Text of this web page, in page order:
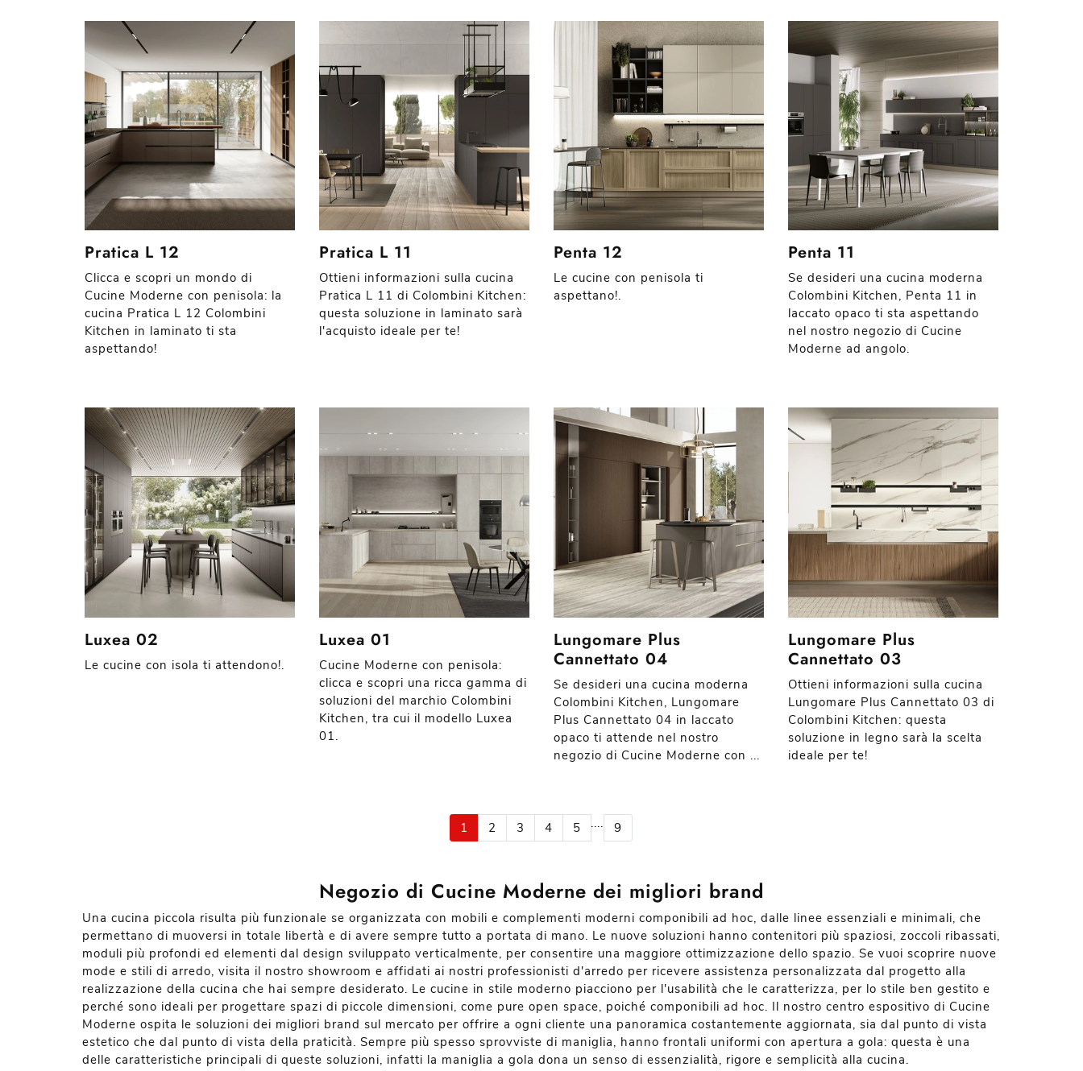
Pratica L 12
Clicca e scopri un mondo di
Cucine Moderne con penisola: la
cucina Pratica L 12 Colombini
Kitchen in laminato ti sta
aspettando!
Pratica L 11
Ottieni informazioni sulla cucina
Pratica L 11 di Colombini Kitchen:
questa soluzione in laminato sarà
l'acquisto ideale per te!
Penta 12
Le cucine con penisola ti
aspettano!.
Penta 11
Se desideri una cucina moderna
Colombini Kitchen, Penta 11 in
laccato opaco ti sta aspettando
nel nostro negozio di Cucine
Moderne ad angolo.
Luxea 02
Le cucine con isola ti attendono!.
Luxea 01
Cucine Moderne con penisola:
clicca e scopri una ricca gamma di
soluzioni del marchio Colombini
Kitchen, tra cui il modello Luxea
01.
Lungomare Plus
Cannettato 04
Se desideri una cucina moderna
Colombini Kitchen, Lungomare
Plus Cannettato 04 in laccato
opaco ti attende nel nostro
negozio di Cucine Moderne con ...
Lungomare Plus
Cannettato 03
Ottieni informazioni sulla cucina
Lungomare Plus Cannettato 03 di
Colombini Kitchen: questa
soluzione in legno sarà la scelta
ideale per te!
1 2 3 4 5 .... 9
Negozio di Cucine Moderne dei migliori brand
Una cucina piccola risulta più funzionale se organizzata con mobili e complementi moderni componibili ad hoc, dalle linee essenziali e minimali, che
permettano di muoversi in totale libertà e di avere sempre tutto a portata di mano. Le nuove soluzioni hanno contenitori più spaziosi, zoccoli ribassati,
moduli più profondi ed elementi dal design sviluppato verticalmente, per consentire una maggiore ottimizzazione dello spazio. Se vuoi scoprire nuove
mode e stili di arredo, visita il nostro showroom e affidati ai nostri professionisti d'arredo per ricevere assistenza personalizzata dal progetto alla
realizzazione della cucina che hai sempre desiderato. Le cucine in stile moderno piacciono per l'usabilità che le caratterizza, per lo stile ben gestito e
perché sono ideali per progettare spazi di piccole dimensioni, come pure open space, poiché componibili ad hoc. Il nostro centro espositivo di Cucine
Moderne ospita le soluzioni dei migliori brand sul mercato per offrire a ogni cliente una panoramica costantemente aggiornata, sia dal punto di vista
estetico che dal punto di vista della praticità. Sempre più spesso sprovviste di maniglia, hanno frontali uniformi con apertura a gola: questa è una
delle caratteristiche principali di queste soluzioni, infatti la maniglia a gola dona un senso di essenzialità, rigore e semplicità alla cucina.